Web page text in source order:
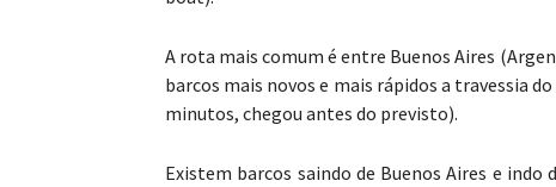
A rota mais comum é entre Buenos Aires
barcos mais novos e mais rápidos a travessia
minutos, chegou antes do previsto).
Existem barcos saindo de Buenos Aires e